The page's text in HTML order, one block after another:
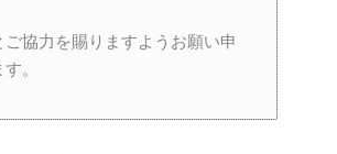
ご協力を賜りますようお願い申
。